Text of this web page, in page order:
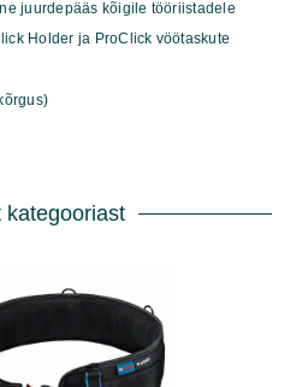
juurdepääs kõigile tööriistadele
Holder ja ProClick vöötaskute
kategooriast